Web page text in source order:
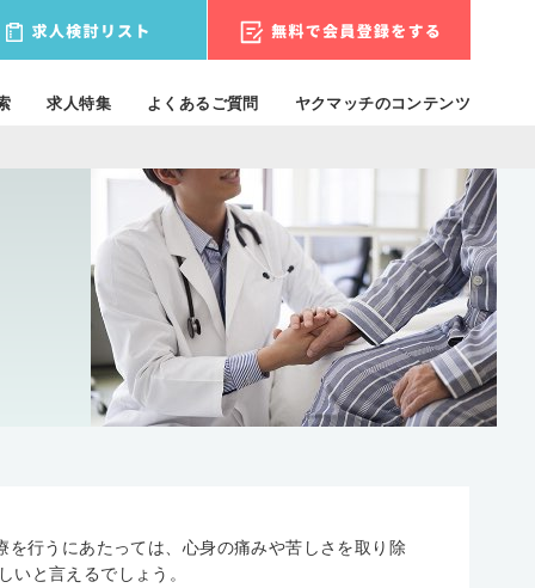
求人特集 よくあるご質問 ヤクマッチのコンテンツ
行うにあたっては、心身の痛みや苦しさを取り除
と言えるでしょう。